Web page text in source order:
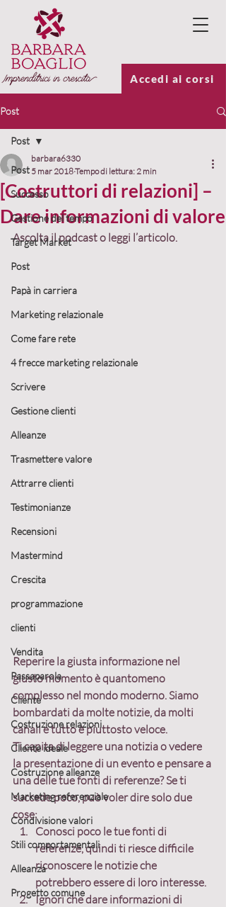
Accedi ai corsi
Post
Post
Successo
Gestione del tempo
Target Market
Post
Papà in carriera
Marketing relazionale
Come fare rete
4 frecce marketing relazionale
Scrivere
Gestione clienti
Alleanze
Trasmettere valore
Attrarre clienti
Testimonianze
Recensioni
Mastermind
Crescita
programmazione
clienti
Vendita
Passaparola
Cliente
Costruzione relazioni
Cliente ideale
Costruzione alleanze
Marketing referenziale
Condivisione valori
Stili comportamentali
Alleanza
Progetto comune
Post
[Costruttori di relazioni] –
Dare informazioni di valore
barbara6330
5 mar 2018Tempo di lettura: 2 min
Ascolta il podcast o leggi l’articolo.
Reperire la giusta informazione nel
giusto momento è quantomeno
complesso nel mondo moderno. Siamo
bombardati da molte notizie, da molti
canali e tutto è piuttosto veloce.
Ti capita di leggere una notizia o vedere
la presentazione di un evento e pensare a
una delle tue fonti di referenze? Se ti
succede poco, può voler dire solo due
cose:
Conosci poco le tue fonti di
referenze, quindi ti riesce difficile
riconoscere le notizie che
potrebbero essere di loro interesse.
Ignori che dare informazioni di